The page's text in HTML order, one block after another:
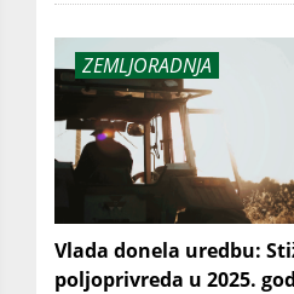
ZEMLJORADNJA
Vlada donela uredbu:
poljoprivreda u 2025.